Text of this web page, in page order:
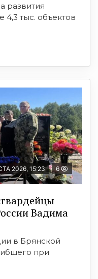
развития
4,3 тыс. объектов
2026, 15:23 6
Вадима
в Брянской
при